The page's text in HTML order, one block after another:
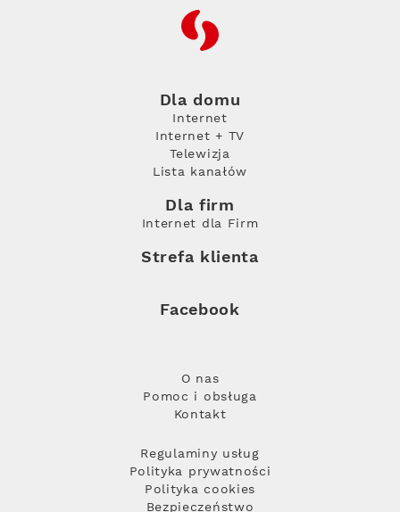
RFC
Dla domu
Internet
Internet + TV
Telewizja
Lista kanałów
Dla firm
Internet dla Firm
Strefa klienta
Facebook
O nas
Pomoc i obsługa
Kontakt
Regulaminy usług
Polityka prywatności
Polityka cookies
Bezpieczeństwo